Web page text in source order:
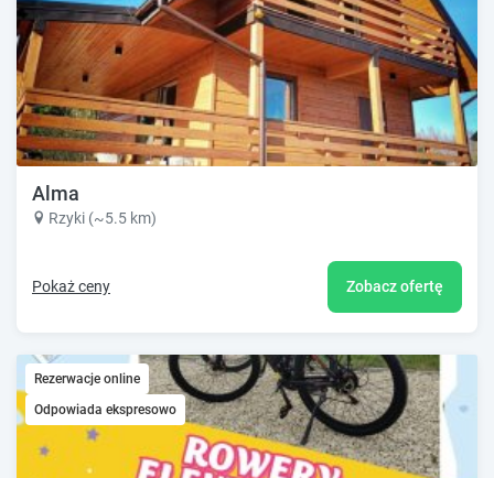
Alma
Rzyki (~5.5 km)
Pokaż ceny Zobacz ofertę
Rezerwacje online
Odpowiada ekspresowo